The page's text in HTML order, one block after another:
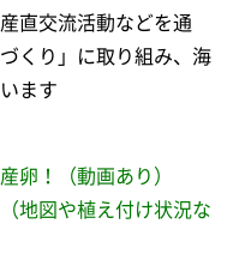
直交流活動などを通
くり」に取り組み、海
ます
卵！（動画あり）
地図や植え付け状況な